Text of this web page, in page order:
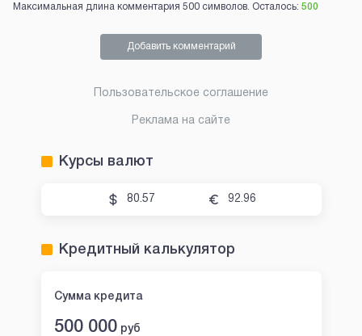
Максимальная длина комментария 500 символов. Осталось: 500
Добавить комментарий
Пользовательское соглашение
Реклама на сайте
Курсы валют
80.57 92.96
Кредитный калькулятор
Сумма кредита
500 000 руб